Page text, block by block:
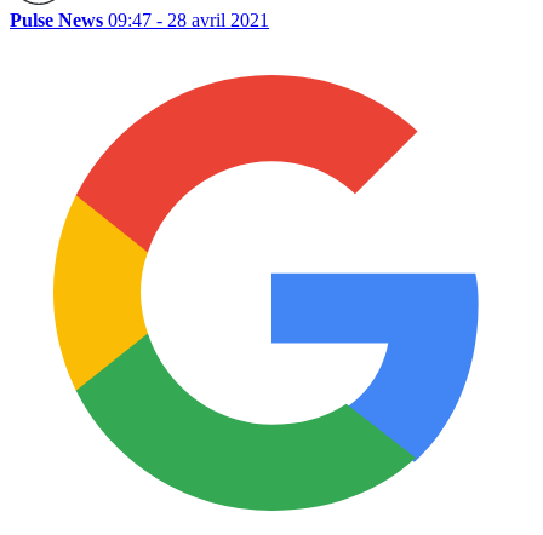
Pulse News 09:47 - 28 avril 2021